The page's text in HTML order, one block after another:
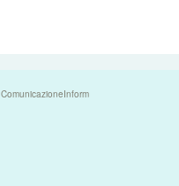
ComunicazioneInform